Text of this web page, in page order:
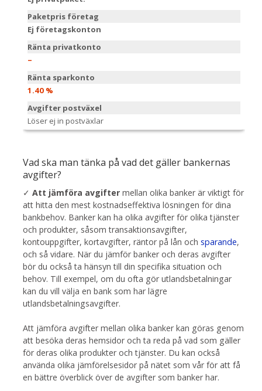
Paketpris företag
Ej företagskonton
Ränta privatkonto
–
Ränta sparkonto
1.40 %
Avgifter postväxel
Löser ej in postväxlar
Vad ska man tänka på vad det gäller bankernas
avgifter?
✓ Att jämföra avgifter mellan olika banker är viktigt för
att hitta den mest kostnadseffektiva lösningen för dina
bankbehov. Banker kan ha olika avgifter för olika tjänster
och produkter, såsom transaktionsavgifter,
kontouppgifter, kortavgifter, räntor på lån och sparande,
och så vidare. När du jämför banker och deras avgifter
bör du också ta hänsyn till din specifika situation och
behov. Till exempel, om du ofta gör utlandsbetalningar
kan du vill välja en bank som har lägre
utlandsbetalningsavgifter.
Att jämföra avgifter mellan olika banker kan göras genom
att besöka deras hemsidor och ta reda på vad som gäller
för deras olika produkter och tjänster. Du kan också
använda olika jämförelsesidor på nätet som vår för att få
en bättre överblick över de avgifter som banker har.